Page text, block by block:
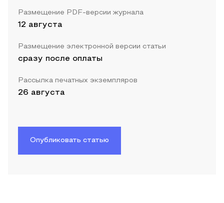
Размещение PDF-версии журнала
12 августа
Размещение электронной версии статьи
сразу после оплаты
Рассылка печатных экземпляров
26 августа
Опубликовать статью